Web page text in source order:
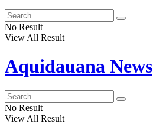
No Result
View All Result
Aquidauana News
No Result
View All Result